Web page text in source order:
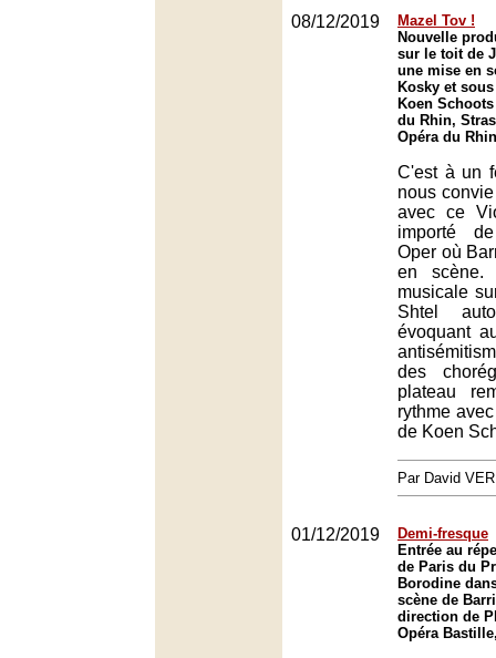
08/12/2019
Mazel Tov !
Nouvelle
sur le toit de
une mise en
Kosky et
Koen
du Rhin,
Opéra du
C'est à un
nous
avec ce
importé
Oper où
en scène.
musicale
Shtel
évoquant
des
plateau
rythme
de Koen
Par David
01/12/2019
Demi-fresque
Entrée au
de Paris du
Borodine
scène de
direction de
Opéra